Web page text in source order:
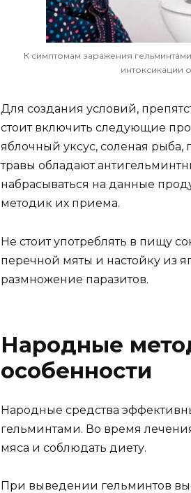
К симптомам заражения
интоксикации
Для создания условий,
стоит включить следующие
яблочный уксус, соленая рыба,
травы обладают
набрасываться на данные
методик их приема.
Не стоит употреблять в пищу
перечной мяты и настойку из
размножение паразитов.
Народные
особенности
Народные средства
гельминтами. Во время
мяса и соблюдать диету.
При выведении гельминтов